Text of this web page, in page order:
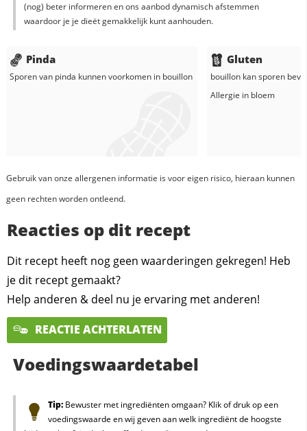
(nog) beter informeren en ons aanbod dynamisch afstemmen
waardoor je je dieët gemakkelijk kunt aanhouden.
Pinda
Sporen van pinda kunnen voorkomen in bouillon
Gluten
bouillonkan sporen
Allergie in bloem
Gebruik van onze allergenen informatie is voor eigen risico, hieraan kunnen
geen rechten worden ontleend.
Reacties op dit recept
Dit recept heeft nog geen waarderingen gekregen! Heb
je dit recept gemaakt?
Help anderen & deel nu je ervaring met anderen!
REACTIE ACHTERLATEN
Voedingswaardetabel
Tip:Bewuster met ingrediënten omgaan? Klik of druk op een
voedingswaarde en wij geven aan welk ingrediënt de hoogste